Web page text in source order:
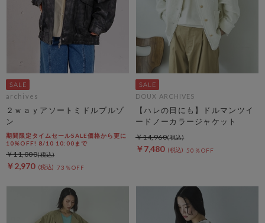
archives
２ｗａｙアソートミドルブルゾ
ン
期間限定タイムセールSALE価格から更に
10%OFF! 8/10 10:00まで
￥2,970 73％OFF
￥11,000
DOUX ARCHIVES
【ハレの日にも】ドルマンツイ
ードノーカラージャケット
￥7,480 50％OFF
￥14,960